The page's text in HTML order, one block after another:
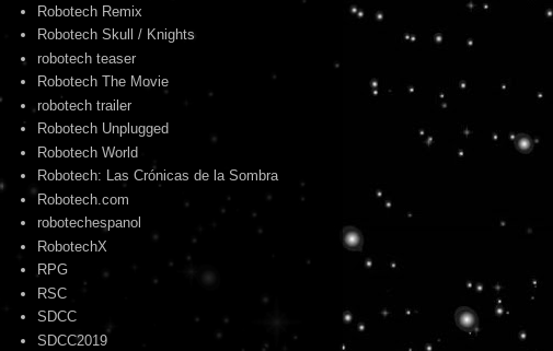
Robotech Remix
Robotech Skull / Knights
robotech teaser
Robotech The Movie
robotech trailer
Robotech Unplugged
Robotech World
Robotech: Las Crónicas de la Sombra
Robotech.com
robotechespanol
RobotechX
RPG
RSC
SDCC
SDCC2019